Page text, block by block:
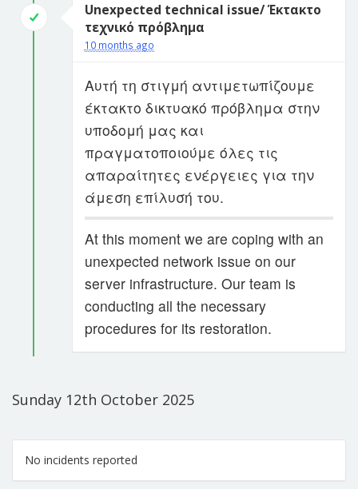
Unexpected technical issue/ Έκτακτο
τεχνικό πρόβλημα
10 months ago
Αυτή τη στιγμή αντιμετωπίζουμε
έκτακτο δικτυακό πρόβλημα στην
υποδομή μας και
πραγματοποιούμε όλες τις
απαραίτητες ενέργειες για την
άμεση επίλυσή του.
At this moment we are coping with an
unexpected network issue on our
server infrastructure. Our team is
conducting all the necessary
procedures for its restoration.
Sunday 12th October 2025
No incidents reported